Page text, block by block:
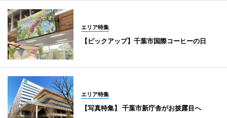
エリア特集
【ピックアップ】千葉市国際コーヒーの日
エリア特集
【写真特集】 千葉市新庁舎がお披露目へ